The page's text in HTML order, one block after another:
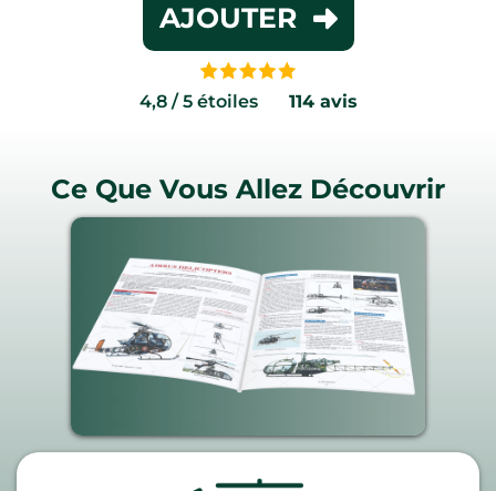
AJOUTER
4,8 / 5 étoiles 114 avis
Ce Que Vous Allez Découvrir